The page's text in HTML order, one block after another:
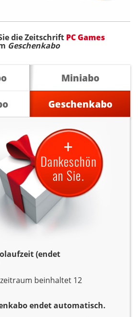
die Zeitschrift PC Games
Geschenkabo
Miniabo
Geschenkabo
(endet
beinhaltet 12
endet automatisch.
+
Dankeschön
an Sie.